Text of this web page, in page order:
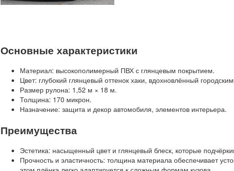
Основные характеристики
Материал: высокополимерный ПВХ с глянцевым покрытием.
Цвет: глубокий глянцевый оттенок хаки, вдохновлённый
Размер рулона: 1,52 м × 18 м.
Толщина: 170 микрон.
Назначение: защита и декор автомобиля, элементов интерьера.
Преимущества
Эстетика: насыщенный цвет и глянцевый блеск, которые
Прочность и эластичность: толщина материала обеспечивает